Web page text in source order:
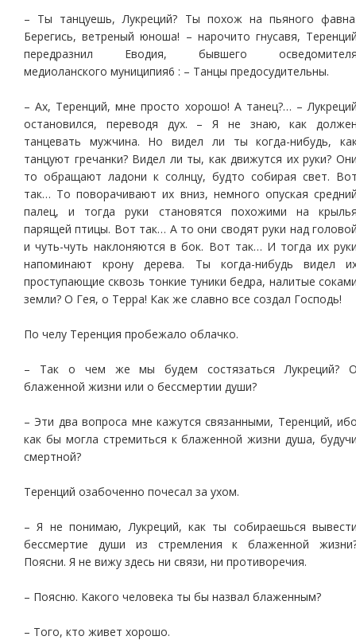
– Ты танцуешь, Лукреций? Ты похож на пьяного
Берегись, ветреный юноша! – нарочито гнусавя,
передразнил Еводия, бывшего
медиоланского муниципия6 : – Танцы предосудительны.
– Ах, Теренций, мне просто хорошо! А танец?… –
остановился, переводя дух. – Я не знаю, как
танцевать мужчина. Но видел ли ты когда-нибудь,
танцуют гречанки? Видел ли ты, как движутся их руки?
то обращают ладони к солнцу, будто собирая свет.
так… То поворачивают их вниз, немного опуская
палец, и тогда руки становятся похожими на
парящей птицы. Вот так… А то они сводят руки над
и чуть-чуть наклоняются в бок. Вот так… И тогда их
напоминают крону дерева. Ты когда-нибудь видел
проступающие сквозь тонкие туники бедра, налитые
земли? О Гея, о Терра! Как же славно все создал Господь!
По челу Теренция пробежало облачко.
– Так о чем же мы будем состязаться Лукреций?
блаженной жизни или о бессмертии души?
– Эти два вопроса мне кажутся связанными, Теренций,
как бы могла стремиться к блаженной жизни душа,
смертной?
Теренций озабоченно почесал за ухом.
– Я не понимаю, Лукреций, как ты собираешься
бессмертие души из стремления к блаженной
Поясни. Я не вижу здесь ни связи, ни противоречия.
– Поясню. Какого человека ты бы назвал блаженным?
– Того, кто живет хорошо.